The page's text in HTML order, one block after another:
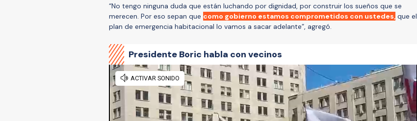
“No tengo ninguna duda que están luchando por dignidad, por construir los sueños que se
merecen. Por eso sepan que como gobierno estamos comprometidos con ustedes, que el
plan de emergencia habitacional lo vamos a sacar adelante”, agregó.
Presidente Boric habla con vecinos